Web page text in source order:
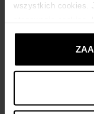
wszystkich cookies.
ustawienia